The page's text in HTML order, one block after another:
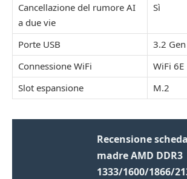
Cancellazione del rumore AI
a due vie
Sì
Porte USB
3.2
Connessione WiFi
WiFi 6E
Slot espansione
M.2
Recensione scheda
madre AMD DDR3
1333/1600/1866/